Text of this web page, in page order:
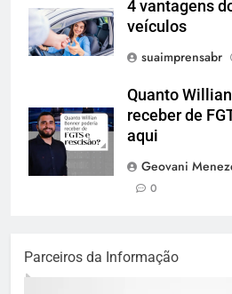
4 vantagens
veículos
suaimprensabr
Quanto
receber de
aqui
Geovani
0
Parceiros da Informação